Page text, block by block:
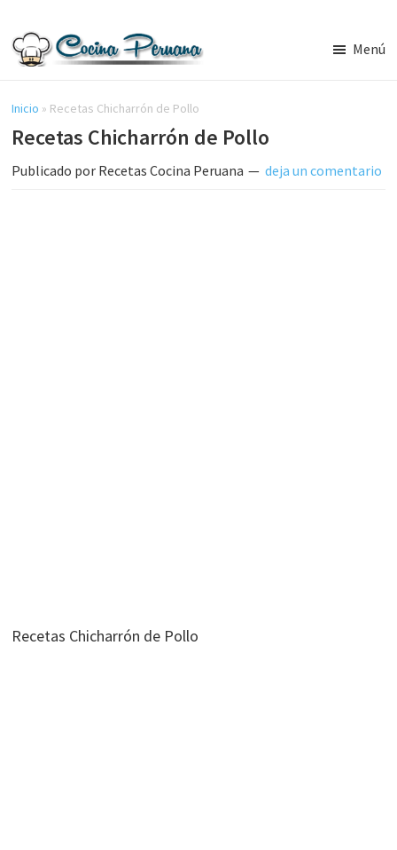
contenido
lateral
principal
Cocina
Peruana,
Recetas
de
Comida
Menú
Inicio » Recetas Chicharrón de Pollo
Recetas Chicharrón de Pollo
Publicado por Recetas Cocina Peruana deja un comentario
Recetas Chicharrón de Pollo